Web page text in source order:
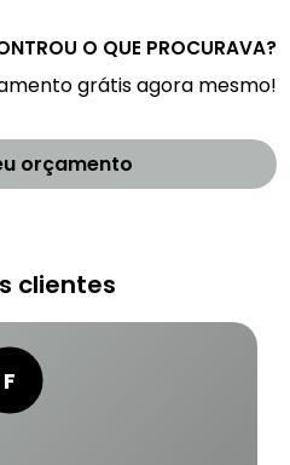
O QUE PROCURAVA?
grátis agora mesmo!
orçamento
clientes